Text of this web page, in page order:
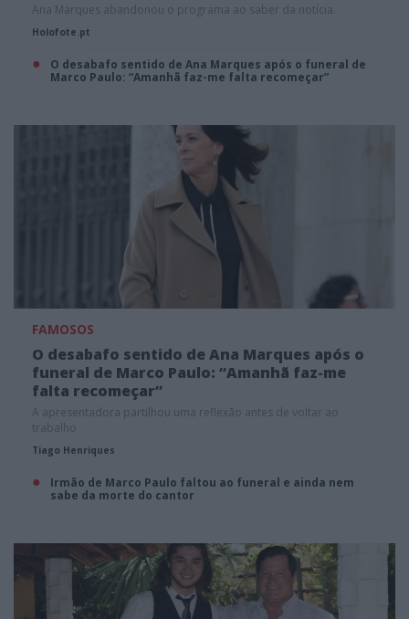
Ana Marques abandonou o programa ao saber da notícia.
Holofote.pt
O desabafo sentido de Ana Marques após o funeral de
Marco Paulo: “Amanhã faz-me falta recomeçar”
FAMOSOS
O desabafo sentido de Ana Marques após o
funeral de Marco Paulo: “Amanhã faz-me
falta recomeçar”
A apresentadora partilhou uma reflexão antes de voltar ao
trabalho
Tiago Henriques
Irmão de Marco Paulo faltou ao funeral e ainda nem
sabe da morte do cantor